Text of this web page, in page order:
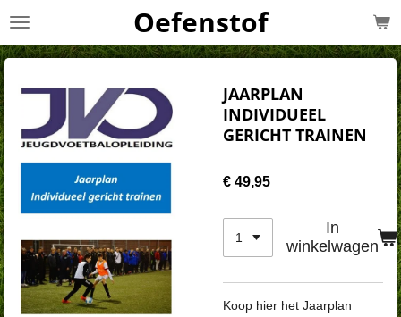
Ga
naar
hoofdinhoud
Oefenstof
JAARPLAN
INDIVIDUEEL
GERICHT TRAINEN
€ 49,95
In
winkelwagen
Koop hier het Jaarplan